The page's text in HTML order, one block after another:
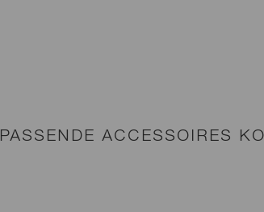
PASSENDE ACCESSOIRES